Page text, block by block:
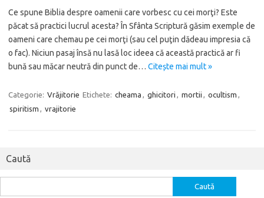
Ce spune Biblia despre oamenii care vorbesc cu cei morţi? Este
păcat să practici lucrul acesta? În Sfânta Scriptură găsim exemple de
oameni care chemau pe cei morţi (sau cel puţin dădeau impresia că
o fac). Niciun pasaj însă nu lasă loc ideea că această practică ar fi
bună sau măcar neutră din punct de… Citește mai mult »
Categorie: Vrăjitorie Etichete: cheama ghicitori mortii ocultism
spiritism
vrajitorie
Caută